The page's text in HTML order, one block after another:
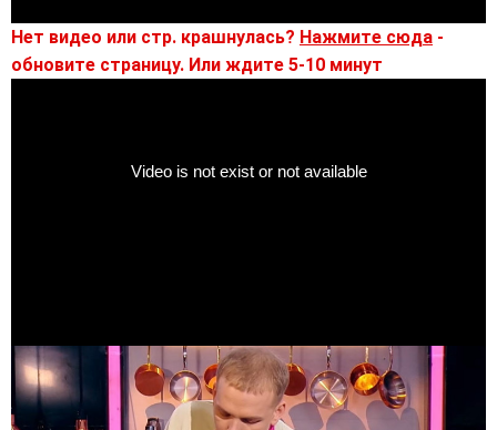
Нет видео или стр. крашнулась? Нажмите сюда -
обновите страницу. Или ждите 5-10 минут